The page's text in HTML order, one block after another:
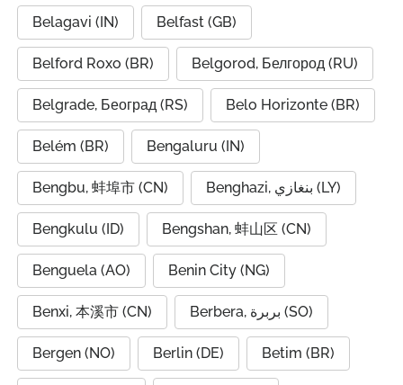
Belagavi (IN) Belfast (GB)
Belford Roxo (BR) Belgorod, Белгород (RU)
Belgrade, Београд (RS) Belo Horizonte (BR)
Belém (BR) Bengaluru (IN)
Bengbu, 蚌埠市 (CN) Benghazi, بنغازي (LY)
Bengkulu (ID) Bengshan, 蚌山区 (CN)
Benguela (AO) Benin City (NG)
Benxi, 本溪市 (CN) Berbera, بربرة (SO)
Bergen (NO) Berlin (DE) Betim (BR)